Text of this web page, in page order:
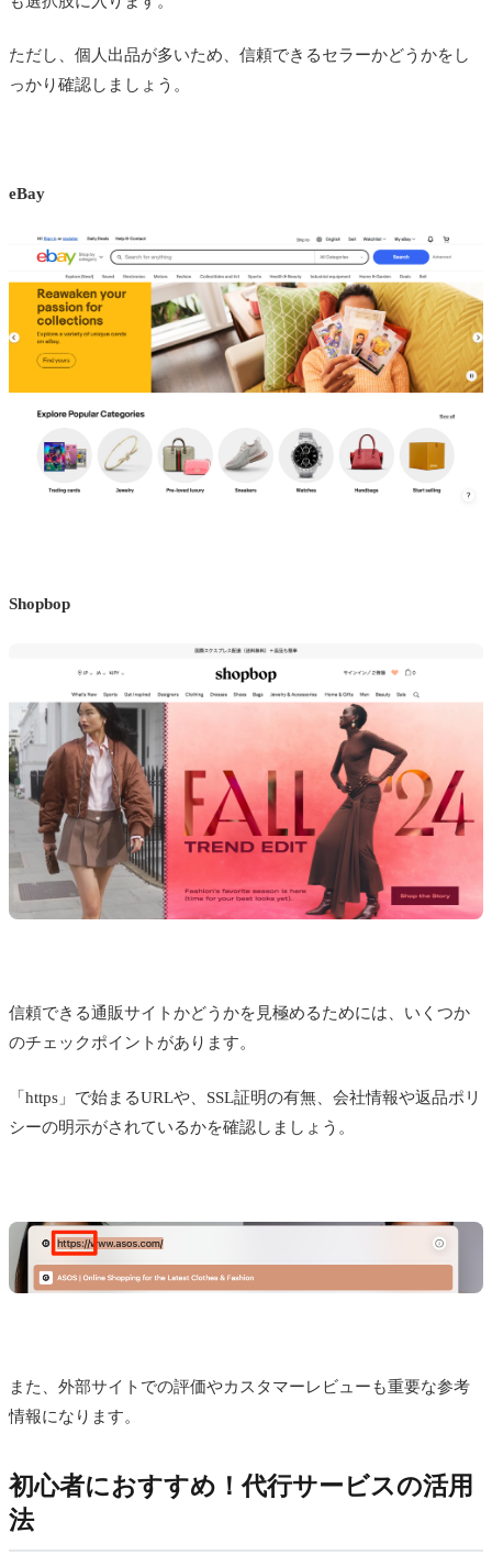
ただし、個人出品が多いため、信頼できるセラーかどうかをし
っかり確認しましょう。
eBay
Shopbop
信頼できる通販サイトかどうかを見極めるためには、いくつか
のチェックポイントがあります。
「https」で始まるURLや、SSL証明の有無、会社情報や返品ポリ
シーの明示がされているかを確認しましょう。
また、外部サイトでの評価やカスタマーレビューも重要な参考
情報になります。
初心者におすすめ！代行サービスの活用
法